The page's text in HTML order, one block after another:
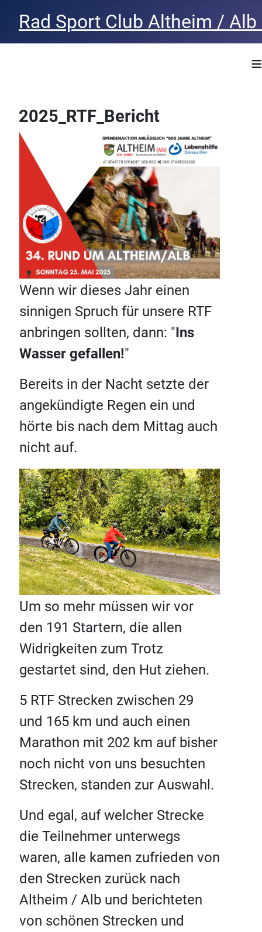
Rad Sport Club Altheim / Alb
≡
2025_RTF_Bericht
Wenn wir dieses Jahr einen
sinnigen Spruch für unsere RTF
anbringen sollten, dann: "Ins
Wasser gefallen!"
Bereits in der Nacht setzte der
angekündigte Regen ein und
hörte bis nach dem Mittag auch
nicht auf.
Um so mehr müssen wir vor
den 191 Startern, die allen
Widrigkeiten zum Trotz
gestartet sind, den Hut ziehen.
5 RTF Strecken zwischen 29
und 165 km und auch einen
Marathon mit 202 km auf bisher
noch nicht von uns besuchten
Strecken, standen zur Auswahl.
Und egal, auf welcher Strecke
die Teilnehmer unterwegs
waren, alle kamen zufrieden von
den Strecken zurück nach
Altheim / Alb und berichteten
von schönen Strecken und